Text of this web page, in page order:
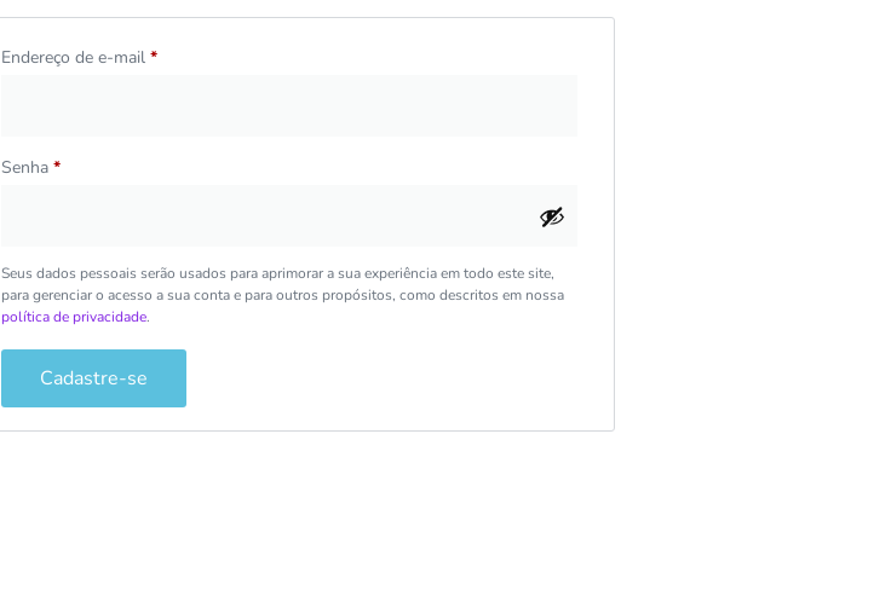
Endereço de e-mail*
Senha*
Seus dados pessoais serão usados para aprimorar a sua experiência em todo este site,
para gerenciar o acesso a sua conta e para outros propósitos, como descritos em nossa
política de privacidade.
Cadastre-se